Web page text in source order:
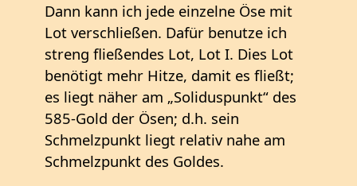
Dann kann ich jede einzelne Öse mit
Lot verschließen. Dafür benutze ich
streng fließendes Lot, Lot I. Dies Lot
benötigt mehr Hitze, damit es fließt;
es liegt näher am „Soliduspunkt“ des
585-Gold der Ösen; d.h. sein
Schmelzpunkt liegt relativ nahe am
Schmelzpunkt des Goldes.